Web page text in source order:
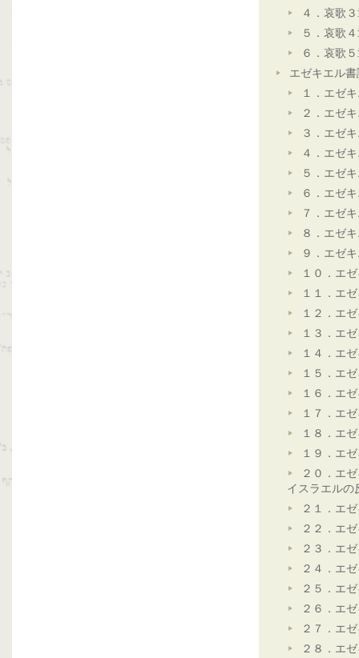
４．哀歌
５．哀歌
６．哀歌
エゼキエル書
１．エゼ
２．エゼ
３．エゼ
４．エゼ
５．エゼ
６．エゼ
７．エゼ
８．エゼ
９．エゼ
１０．エ
１１．エ
１２．エ
１３．エ
１４．エ
１５．エ
１６．エ
１７．エ
１８．エ
１９．エ
２０．エ
イスラエルの
２１．エ
２２．エ
２３．エ
２４．エ
２５．エ
２６．エ
２７．エ
２８．エ